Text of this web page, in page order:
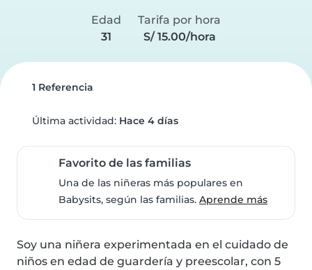
Edad
31
Tarifa por hora
S/ 15.00/hora
1 Referencia
Última actividad: Hace 4 días
Favorito de las familias
Una de las niñeras más populares en
Babysits, según las familias.Aprende más
Soy una niñera experimentada en el cuidado de
niños en edad de guardería y preescolar, con 5